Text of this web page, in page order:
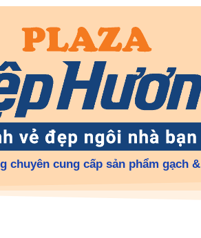
chuyên cung cấp sản phẩm gạch